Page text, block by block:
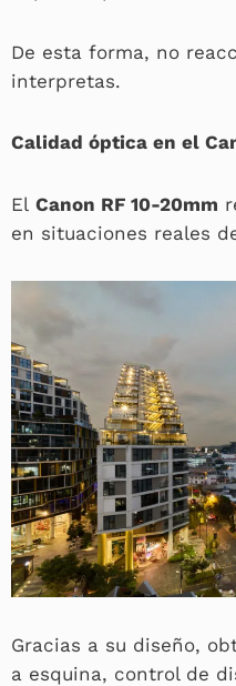
De esta forma, no
interpretas.
Calidad óptica en el
El Canon RF 10-20mm
en situaciones reales
Gracias a su diseño,
a esquina, control de